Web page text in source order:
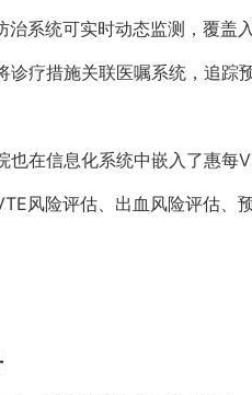
治系统可实时动态监测，覆盖
诊疗措施关联医嘱系统，追踪
也在信息化系统中嵌入了惠每
风险评估、出血风险评估、